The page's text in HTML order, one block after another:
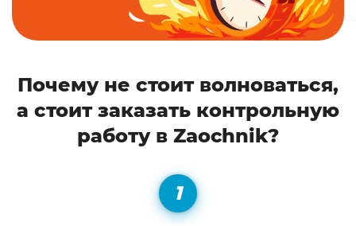
Почему не стоит волноваться,
а стоит заказать контрольную
работу в Zaochnik?